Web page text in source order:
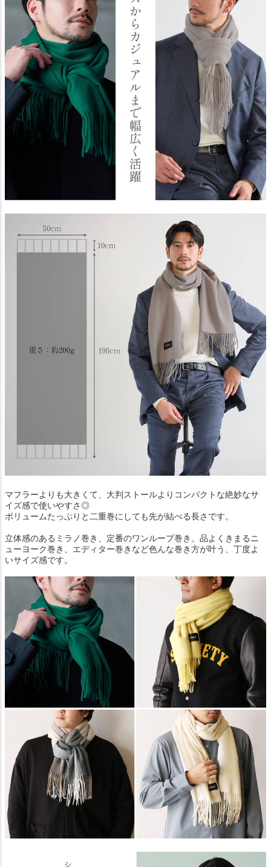
マフラーよりも大きくて、大判ストールよりコンパクトな絶妙なサ
イズ感で使いやすさ◎
ボリュームたっぷりと二重巻にしても先が結べる長さです。
立体感のあるミラノ巻き、定番のワンループ巻き、品よくきまるニ
ューヨーク巻き、エディター巻きなど色んな巻き方が叶う、丁度よ
いサイズ感です。